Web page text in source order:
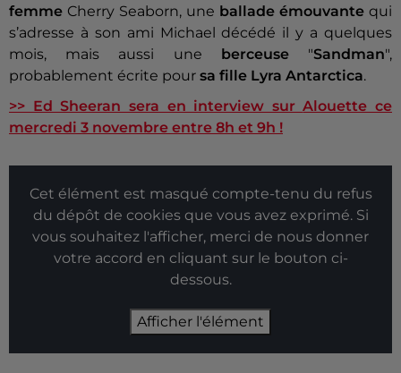
femme Cherry Seaborn, une ballade émouvante qui
s’adresse à son ami Michael décédé il y a quelques
mois, mais aussi une
berceuse"Sandman",
probablement écrite pour sa fille Lyra Antarctica.
>> Ed Sheeran sera en interview surAlouette ce
mercredi 3 novembre entre 8h et 9h !
Cet élément est masqué compte-tenu du refus
du dépôt de cookies que vous avez exprimé. Si
vous souhaitez l'afficher, merci de nous donner
votre accord en cliquant sur le bouton ci-
dessous.
Afficher l'élément